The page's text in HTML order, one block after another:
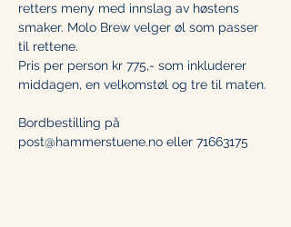
retters meny med innslag av høstens
smaker. Molo Brew velger øl som passer
til rettene.
Pris per person kr 775,- som inkluderer
middagen, en velkomstøl og tre til maten.
Bordbestilling på
post@hammerstuene.no eller 71663175